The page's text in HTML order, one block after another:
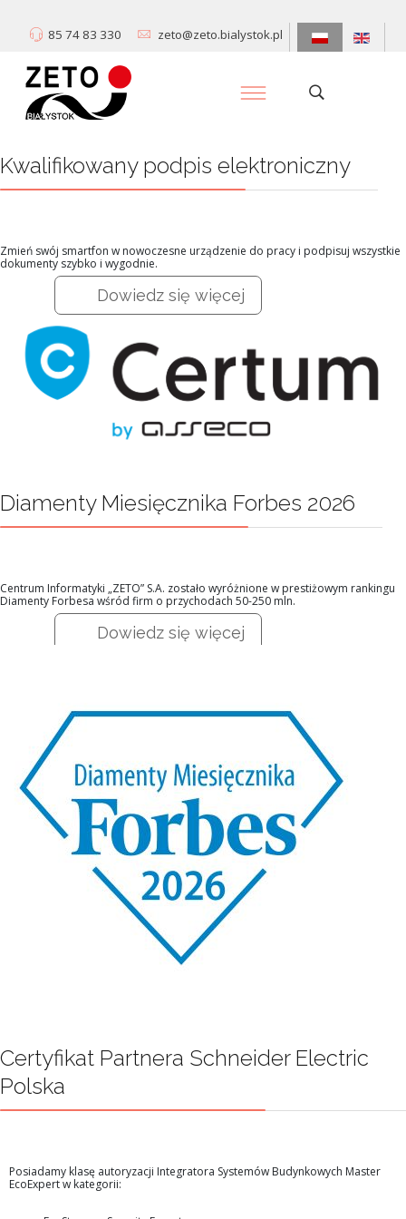
85 74 83 330 zeto@zeto.bialystok.pl
Kwalifikowany podpis elektroniczny
Zmień swój smartfon w nowoczesne urządzenie do pracy i podpisuj wszystkie
dokumenty szybko i wygodnie.
Dowiedz się więcej
Diamenty Miesięcznika Forbes 2026
Centrum Informatyki „ZETO” S.A. zostało wyróżnione w prestiżowym rankingu
Diamenty Forbesa wśród firm o przychodach 50-250 mln.
Dowiedz się więcej
Certyfikat Partnera Schneider Electric
Polska
Posiadamy klasę autoryzacji Integratora Systemów Budynkowych Master
EcoExpert w kategorii: